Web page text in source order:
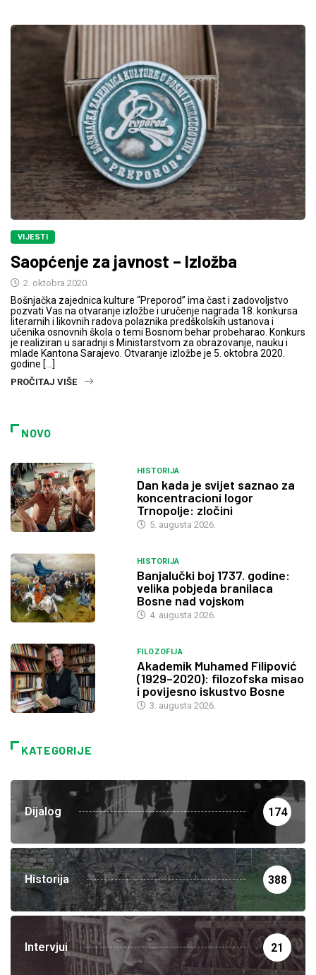
VIJESTI
Saopćenje za javnost – Izložba
2. oktobra 2020.
Bošnjačka zajednica kulture “Preporod” ima čast i zadovoljstvo
pozvati Vas na otvaranje izložbe i uručenje nagrada 18. konkursa
literarnih i likovnih radova polaznika predškolskih ustanova i
učenika osnovnih škola o temi Bosnom behar probeharao. Konkurs
je realiziran u saradnji s Ministarstvom za obrazovanje, nauku i
mlade Kantona Sarajevo. Otvaranje izložbe je 5. oktobra 2020.
godine […]
PROČITAJ VIŠE
NOVO
HISTORIJA
Dan kada je svijet saznao za
koncentracioni logor
Trnopolje: zločini
5. augusta 2026.
HISTORIJA
Banjalučki boj 1737. godine:
velika pobjeda branilaca
Bosne nad vojskom
4. augusta 2026.
FILOZOFIJA
Akademik Muhamed Filipović
(1929–2020): filozofska misao
i povijesno iskustvo Bosne
3. augusta 2026.
KATEGORIJE
Dijalog 174
Historija 388
Intervjui 21